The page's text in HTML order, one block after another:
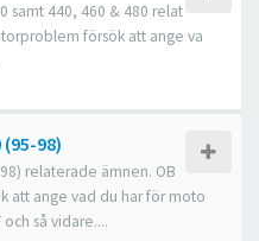
samt 440, 460 & 480 relat
försök att ange va
98)
relaterade ämnen. OB
att ange vad du har för moto
och så vidare....